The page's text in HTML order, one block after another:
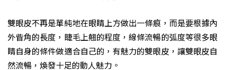
雙眼皮不再是單純地在眼睛上方做出一條痕，而是要根據內
外眥角的長度，睫毛上翹的程度，線條流暢的弧度等很多眼
睛自身的條件做適合自己的，有魅力的雙眼皮，讓雙眼皮自
然流暢，煥發十足的動人魅力。